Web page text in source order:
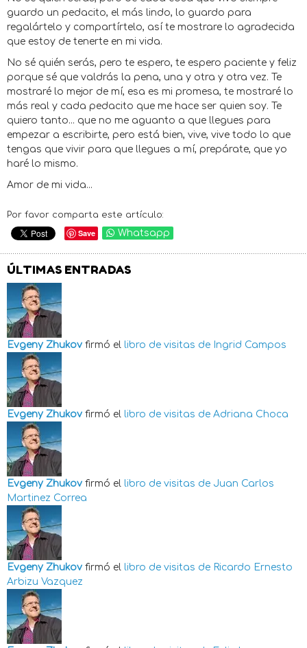
guardo un pedacito, el más lindo, lo guardo para
regalártelo y compartírtelo, así te mostrare lo agradecida
que estoy de tenerte en mi vida.
No sé quién serás, pero te espero, te espero paciente y feliz
porque sé que valdrás la pena, una y otra y otra vez. Te
mostraré lo mejor de mí, esa es mi promesa, te mostraré lo
más real y cada pedacito que me hace ser quien soy. Te
quiero tanto... que no me aguanto a que llegues para
empezar a escribirte, pero está bien, vive, vive todo lo que
tengas que vivir para que llegues a mí, prepárate, que yo
haré lo mismo.
Amor de mi vida...
Por favor comparta este artículo:
Save Whatsapp
ÚLTIMAS ENTRADAS
Evgeny Zhukov firmó el libro de visitas de Ingrid Campos
Evgeny Zhukov firmó el libro de visitas de Adriana Choca
Evgeny Zhukov firmó el libro de visitas de Juan Carlos
Martinez Correa
Evgeny Zhukov firmó el libro de visitas de Ricardo Ernesto
Arbizu Vazquez